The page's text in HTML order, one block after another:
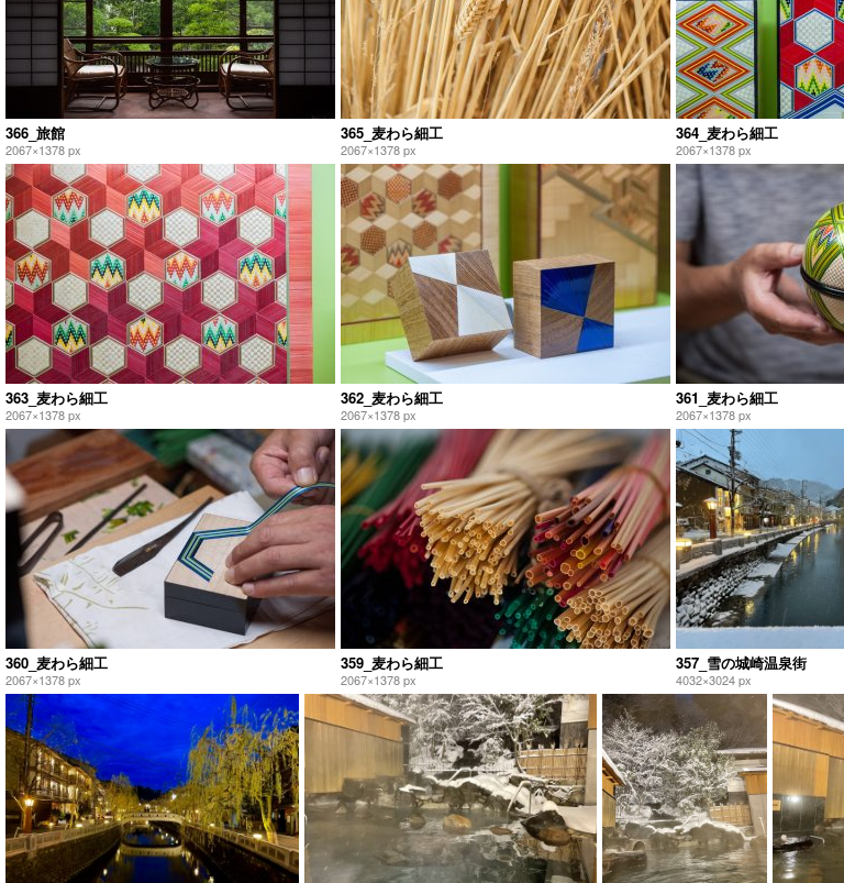
366_旅館
2067×1378 px
365_麦わら細工
2067×1378 px
364_麦わら細工
2067×1378 px
363_麦わら細工
2067×1378 px
362_麦わら細工
2067×1378 px
361_麦わら細工
2067×1378 px
360_麦わら細工
2067×1378 px
359_麦わら細工
2067×1378 px
357_雪の城崎温泉街
4032×3024 px